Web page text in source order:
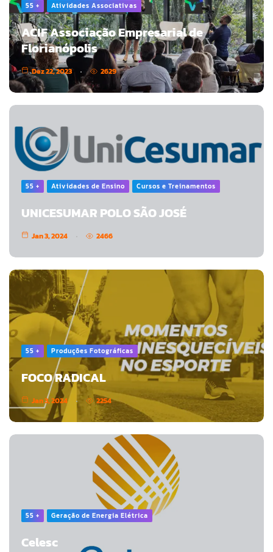
55 + Atividades Associativas
ACIF Associação Empresarial de
Florianópolis
Dez 22, 2023 2629
55 + Atividades de Ensino Cursos e Treinamentos
UNICESUMAR POLO SÃO JOSÉ
Jan 3, 2024 2466
55 + Produções Fotográficas
FOCO RADICAL
Jan 3, 2024 2254
55 + Geração de Energia Elétrica
Celesc